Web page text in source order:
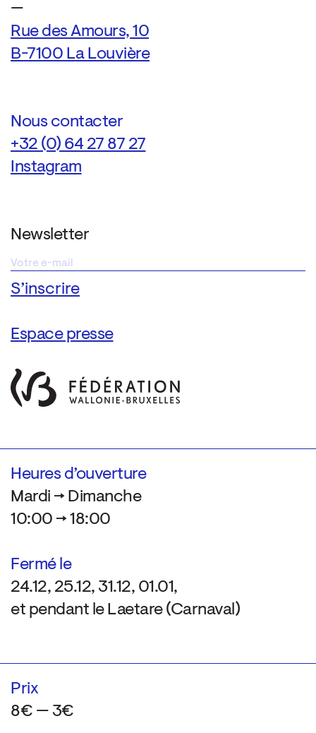
—
Rue des Amours, 10
B-7100 La Louvière
Nous contacter
+32 (0) 64 27 87 27
Instagram
Newsletter
Espace presse
Heures d’ouverture
Mardi → Dimanche
10:00 → 18:00
Fermé le
24.12, 25.12, 31.12, 01.01,
et pendant le Laetare (Carnaval)
Prix
8€ — 3€